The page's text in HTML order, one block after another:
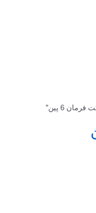
6 پین”